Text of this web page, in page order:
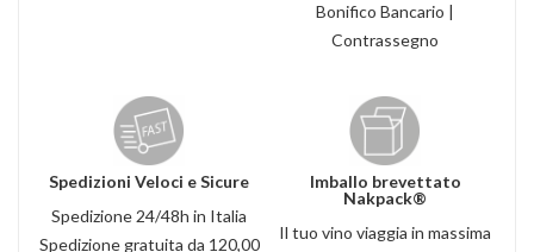
Bonifico Bancario |
Contrassegno
Spedizioni Veloci e Sicure
Spedizione 24/48h in Italia
Spedizione gratuita da 120,00
Imballo brevettato
Nakpack®
Il tuo vino viaggia in massima